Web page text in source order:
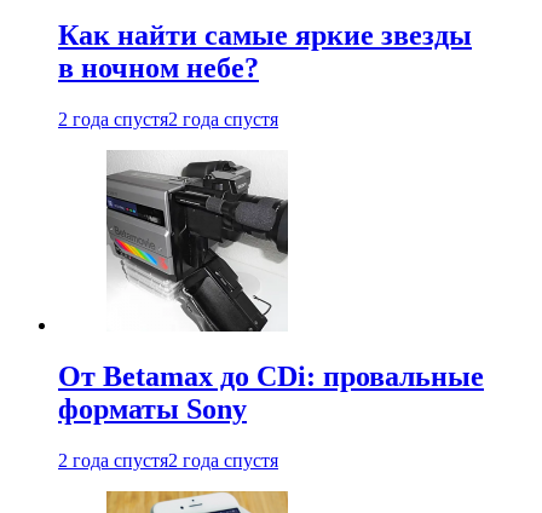
Как найти самые яркие звезды
в ночном небе?
2 года спустя2 года спустя
От Betamax до CDi: провальные
форматы Sony
2 года спустя2 года спустя